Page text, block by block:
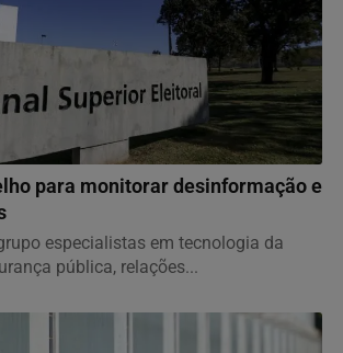
para monitorar desinformação e
especialistas em tecnologia da
pública, relações...